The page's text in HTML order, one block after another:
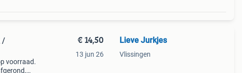
/
voorraad.
€ 14,50
13 jun 26
Lieve Jurkjes
Vlissingen